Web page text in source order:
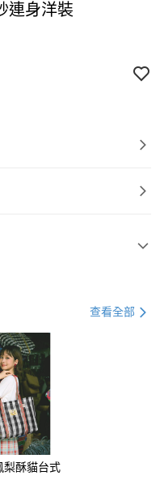
連身洋裝
查看全部
梨酥貓台式